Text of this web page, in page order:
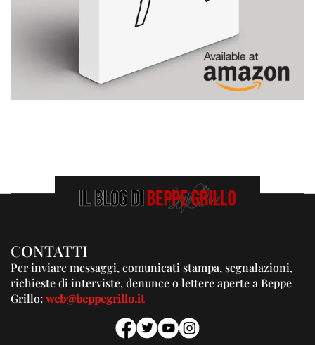
CONTATTI
Per inviare messaggi, comunicati stampa, segnalazioni,
richieste di interviste, denunce o lettere aperte a Beppe
Grillo:web@beppegrillo.it